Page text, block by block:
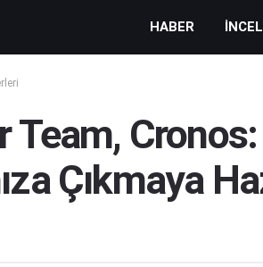
HABER
Team,
Çıkmaya